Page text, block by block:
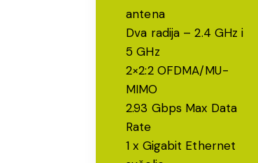
antena
Dva radija – 2.4 GHz i
5 GHz
2×2:2 OFDMA/MU-
MIMO
2.93 Gbps Max Data
Rate
1 x Gigabit Ethernet